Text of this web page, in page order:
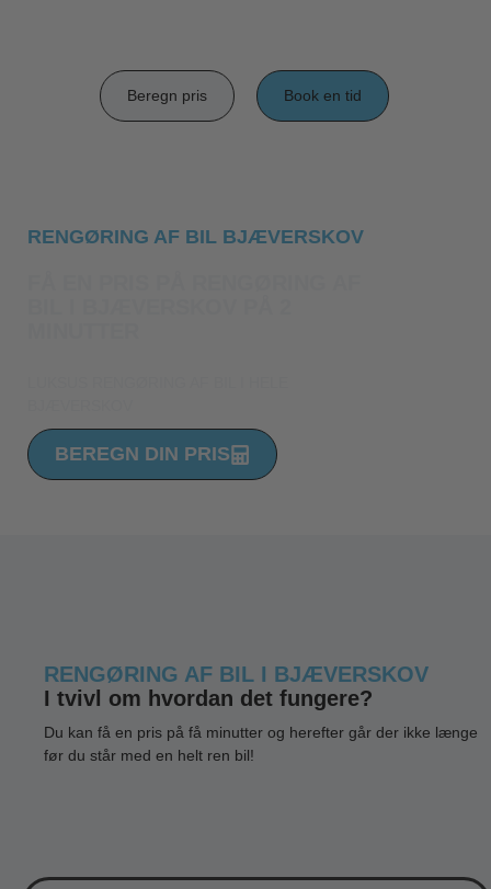
Beregn pris Book en tid
RENGØRING AF BIL BJÆVERSKOV
BEREGN DIN PRIS
RENGØRING AF BIL I BJÆVERSKOV
I tvivl om hvordan det fungere?
Du kan få en pris på få minutter og herefter går der ikke længe
før du står med en helt ren bil!